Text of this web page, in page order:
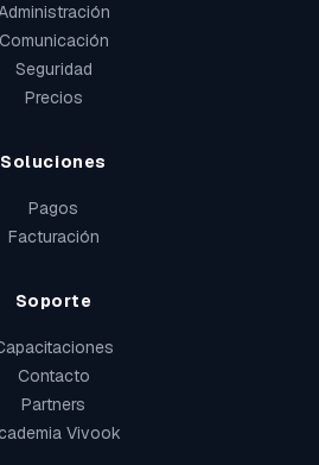
Comunicación
Seguridad
Precios
Soluciones
Pagos
Facturación
Soporte
Contacto
Partners
Vivook